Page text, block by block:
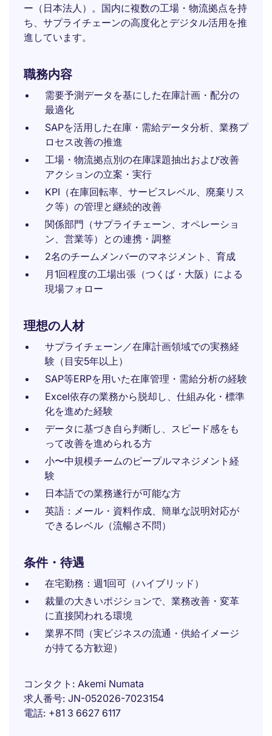
ー（日本法人）。国内に複数の工場・物流拠点を持
ち、サプライチェーンの高度化とデジタル活用を推
進しています。
職務内容
需要予測データを基にした在庫計画・配分の
最適化
SAPを活用した在庫・需給データ分析、業務プ
ロセス改善の推進
工場・物流拠点別の在庫課題抽出および改善
アクションの立案・実行
KPI（在庫回転率、サービスレベル、廃棄リス
ク等）の管理と継続的改善
関係部門（サプライチェーン、オペレーショ
ン、営業等）との連携・調整
2名のチームメンバーのマネジメント、育成
月1回程度の工場出張（つくば・大阪）による
現場フォロー
理想の人材
サプライチェーン／在庫計画領域での実務経
験（目安5年以上）
SAP等ERPを用いた在庫管理・需給分析の経験
Excel依存の業務から脱却し、仕組み化・標準
化を進めた経験
データに基づき自ら判断し、スピード感をも
って改善を進められる方
小〜中規模チームのピープルマネジメント経
験
日本語での業務遂行が可能な方
英語：メール・資料作成、簡単な説明対応が
できるレベル（流暢さ不問）
条件・待遇
在宅勤務：週1回可（ハイブリッド）
裁量の大きいポジションで、業務改善・変革
に直接関われる環境
業界不問（実ビジネスの流通・供給イメージ
が持てる方歓迎）
コンタクト
Akemi Numata
求人番号 JN-052026-7023154
電話 +81 3 6627 6117